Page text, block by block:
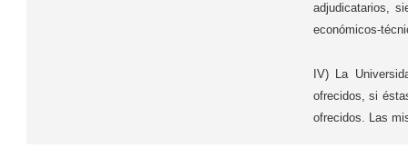
adjudicatarios,
económicos-
IV) La
ofrecidos, si
ofrecidos. Las